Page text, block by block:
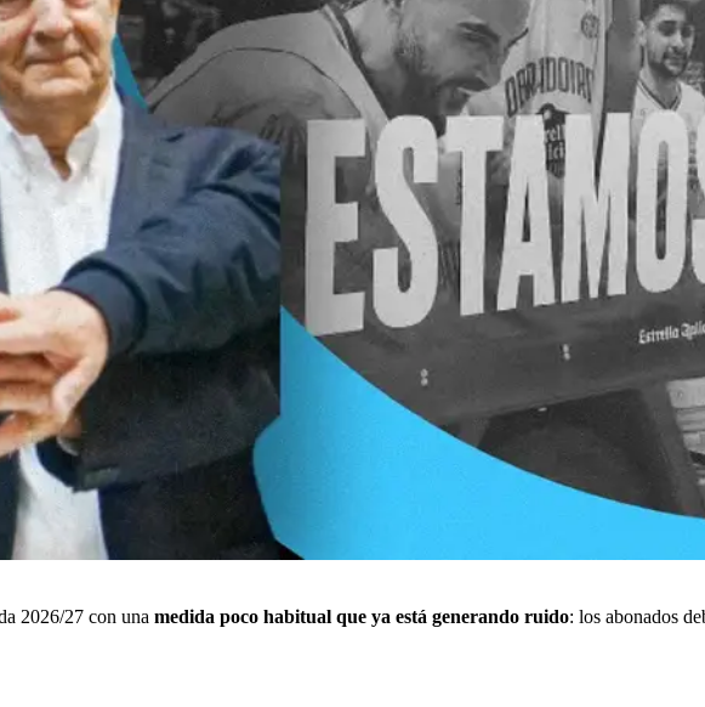
2026/27 con una medida poco habitual que ya está generando ruido: los abonados